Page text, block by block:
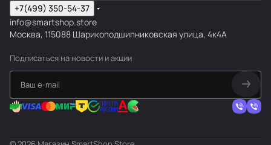
+7(499) 350-54-37
info@smartshop.store
Москва, 115088 Шарикоподшипниковская улица, 4к4А
Подписаться на новости и акции